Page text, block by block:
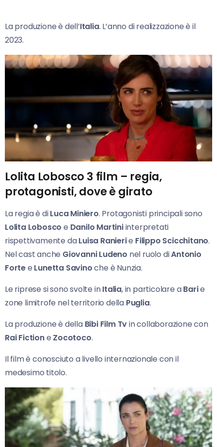
La produzione è dell’Italia. L’anno di realizzazione è il
2023.
Lolita Lobosco 3 film – regia,
protagonisti, dove è girato
La regia è diLuca Miniero. Protagonisti principali sono
Lolita Loboscoe Danilo Martiniinterpretati
rispettivamente daLuisa Ranierie Filippo Scicchitano.
Nel cast anche Giovanni Ludeno nel ruolo diAntonio
Fortee Lunetta Savinoche è Nunzia.
Le riprese si sono svolte inItalia, in particolare aBarie
zone limitrofe nel territorio della Puglia.
La produzione è della Bibi Film Tvin collaborazione con
Rai Fictione Zocotoco.
Il film è conosciuto a livello internazionale con il
medesimo titolo.